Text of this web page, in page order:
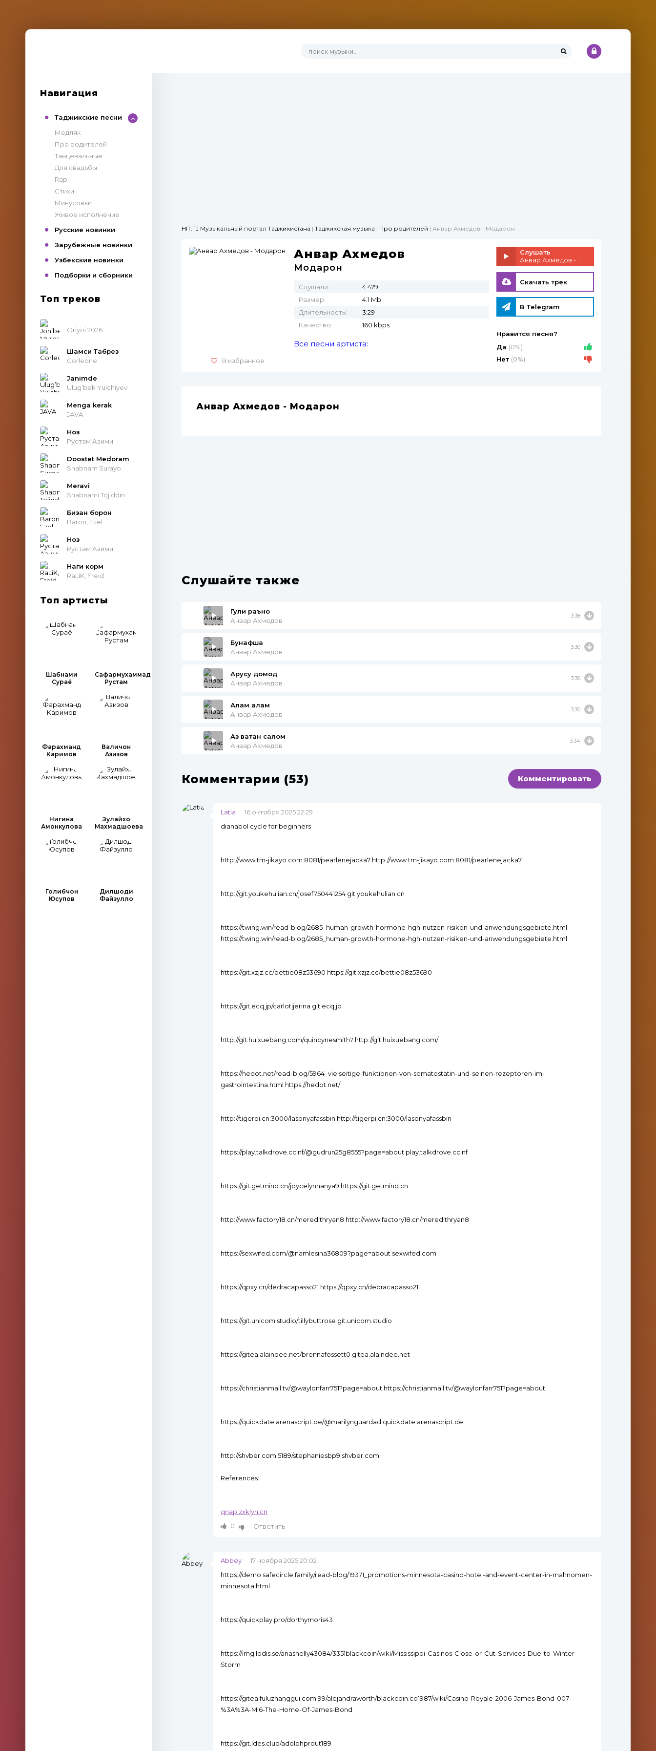
Навигация
Таджикские песни
Медляк
Про родителей
Танцевальные
Для свадьбы
Rap
Стихи
Минусовки
Живое исполнение
Русские новинки
Зарубежные новинки
Узбекские новинки
Подборки и сборники
Топ треков
Oriyoi 2026
Шамси Табрез
Corleone
Janimde
Ulug’bek Yulchiyev
Menga kerak
JAVA
Ноз
Рустам Азими
Doostet Medoram
Shabnam Surayo
Meravi
Shabnami Tojiddin
Бизан борон
Baron, Ezel
Ноз
Рустам Азими
Наги корм
RaLiK, Freid
Топ артисты
Шабнами
Сураё
Сафармухаммад
Рустам
Фарахманд
Каримов
Валичон
Азизов
Нигина
Амонкулова
Зулайхо
Махмадшоева
Голибчон
Юсупов
Дилшоди
Файзулло
HIT.TJ Музыкальный портал Таджикистана | Таджикская музыка | Про родителей | Анвар Ахмедов - Модарон
В избранное
Анвар Ахмедов
Модарон
Слушали:
4 479
Размер:
4.1 Mb
Длительность:
3:29
Качество:
160 kbps
Все песни артиста:
Слушать
Скачать трек
В Telegram
Нравится песня?
Да (0%)
Нет (0%)
Анвар Ахмедов - Модарон
Слушайте также
Гули раъно
Анвар Ахмедов
3:38
Бунафша
Анвар Ахмедов
3:30
Арусу домод
Анвар Ахмедов
3:36
Алам алам
Анвар Ахмедов
3:30
Аз ватан салом
Анвар Ахмедов
3:34
Комментарии (53) Комментировать
Latia
16 октября 2025 22:29
dianabol cycle for beginners
http://www.tm-jikayo.com:8081/pearlenejacka7 http://www.tm-jikayo.com:8081/pearlenejacka7
http://git.youkehulian.cn/josef750441254 git.youkehulian.cn
https://twing.win/read-blog/2685_human-growth-hormone-hgh-nutzen-risiken-und-anwendungsgebiete.html
https://twing.win/read-blog/2685_human-growth-hormone-hgh-nutzen-risiken-und-anwendungsgebiete.html
https://git.xzjz.cc/bettie08z53690 https://git.xzjz.cc/bettie08z53690
https://git.ecq.jp/carlotijerina git.ecq.jp
http://git.huixuebang.com/quincynesmith7 http://git.huixuebang.com/
https://hedot.net/read-blog/5964_vielseitige-funktionen-von-somatostatin-und-seinen-rezeptoren-im-
gastrointestina.html https://hedot.net/
http://tigerpi.cn:3000/lasonyafassbin http://tigerpi.cn:3000/lasonyafassbin
https://play.talkdrove.cc.nf/@gudrun25g8555?page=about play.talkdrove.cc.nf
https://git.getmind.cn/joycelynnanya9 https://git.getmind.cn
http://www.factory18.cn/meredithryan8 http://www.factory18.cn/meredithryan8
https://sexwifed.com/@namlesina36809?page=about sexwifed.com
https://qpxy.cn/dedracapasso21 https://qpxy.cn/dedracapasso21
https://git.unicom.studio/tillybuttrose git.unicom.studio
https://gitea.alaindee.net/brennafossett0 gitea.alaindee.net
https://christianmail.tv/@waylonfarr751?page=about https://christianmail.tv/@waylonfarr751?page=about
https://quickdate.arenascript.de/@marilynguardad quickdate.arenascript.de
http://shvber.com:5189/stephaniesbp9 shvber.com
References:
qnap.zxklyh.cn
0
Ответить
Abbey
17 ноября 2025 20:02
https://demo.safecircle.family/read-blog/19371_promotions-minnesota-casino-hotel-and-event-center-in-mahnomen-
minnesota.html
https://quickplay.pro/dorthymoris43
https://img.lodis.se/anashelly43084/3351blackcoin/wiki/Mississippi-Casinos-Close-or-Cut-Services-Due-to-Winter-
Storm
https://gitea.fuluzhanggui.com:99/alejandraworth/blackcoin.co1987/wiki/Casino-Royale-2006-James-Bond-007-
%3A%3A-MI6-The-Home-Of-James-Bond
https://git.ides.club/adolphprout189